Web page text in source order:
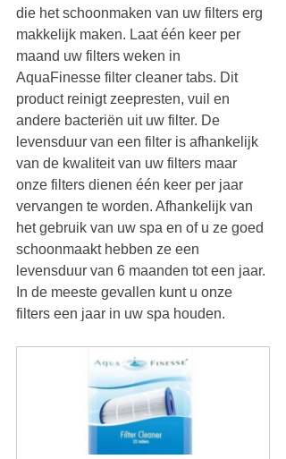
die het schoonmaken van uw filters erg
makkelijk maken. Laat één keer per
maand uw filters weken in
AquaFinesse filter cleaner tabs. Dit
product reinigt zeepresten, vuil en
andere bacteriën uit uw filter. De
levensduur van een filter is afhankelijk
van de kwaliteit van uw filters maar
onze filters dienen één keer per jaar
vervangen te worden. Afhankelijk van
het gebruik van uw spa en of u ze goed
schoonmaakt hebben ze een
levensduur van 6 maanden tot een jaar.
In de meeste gevallen kunt u onze
filters een jaar in uw spa houden.